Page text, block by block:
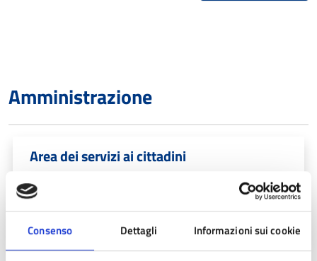
Consenso Dettagli Informazioni sui cookie
Amministrazione
Area dei servizi ai cittadini
L'area comprende tutti i servizi e gli uffici che si
occupano dei servizi ai cittadini.